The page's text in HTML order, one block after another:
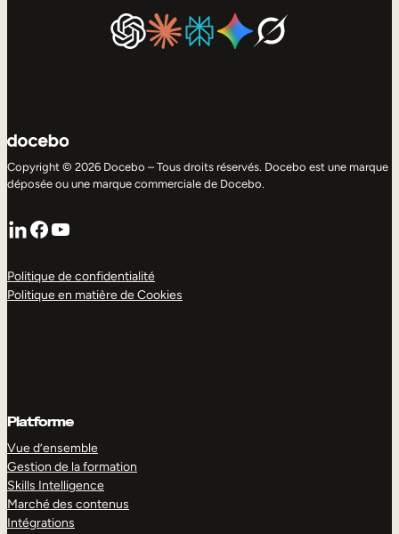
Copyright © 2026 Docebo – Tous droits réservés. Docebo est une marque
déposée ou une marque commerciale de Docebo.
LinkedIn
Facebook
YouTube
Politique de confidentialité
Politique en matière de Cookies
Platforme
Vue d’ensemble
Gestion de la formation
Skills Intelligence
Marché des contenus
Intégrations